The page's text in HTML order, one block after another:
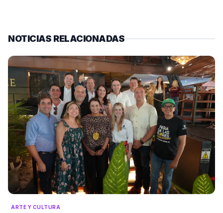
NOTICIAS RELACIONADAS
ARTE Y CULTURA